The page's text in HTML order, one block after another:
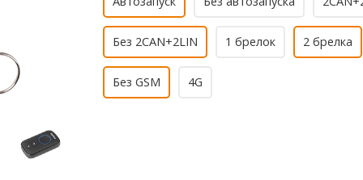
Без 2CAN+2LIN 1 брелок 2 брелка
Без GSM 4G